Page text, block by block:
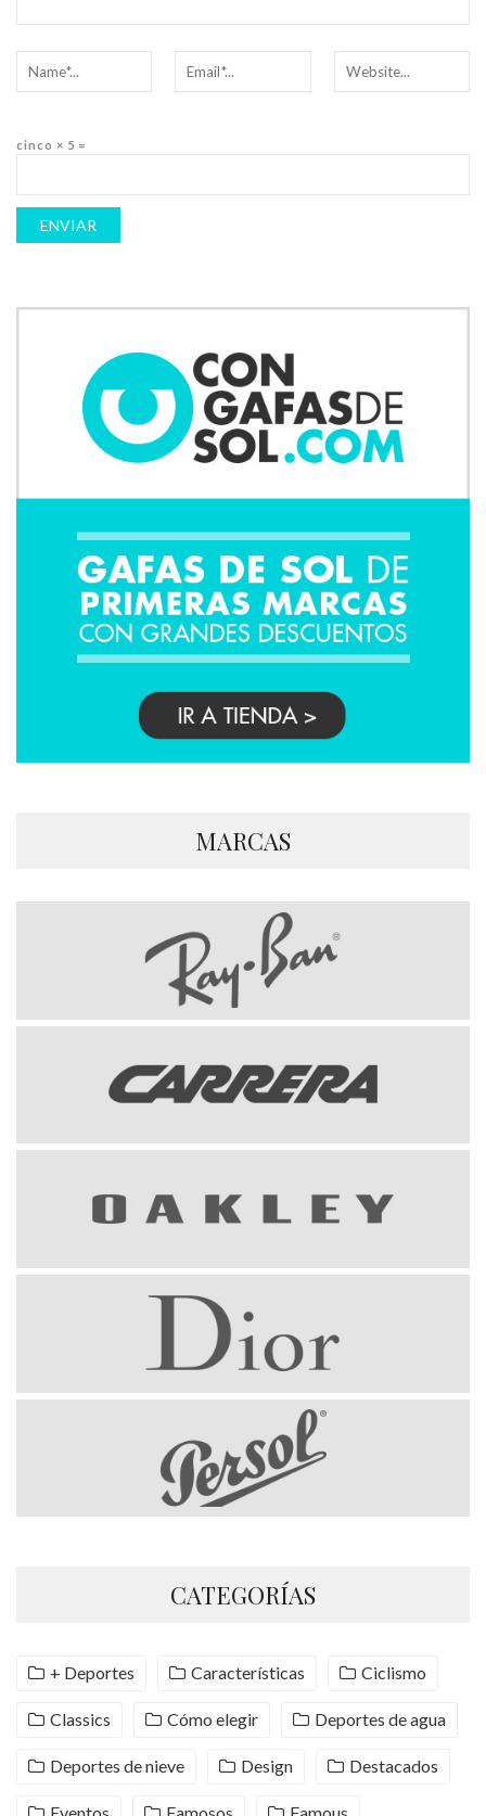
cinco × 5 =
MARCAS
CATEGORÍAS
+ Deportes Características Ciclismo
Classics Cómo elegir Deportes de agua
Deportes de nieve Design Destacados